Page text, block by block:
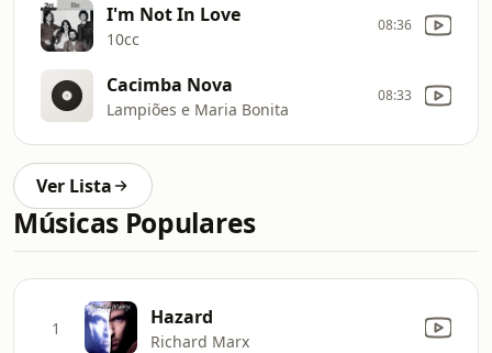
I'm Not In Love
10cc
08:36
Cacimba Nova
Lampiões e Maria Bonita
08:33
Ver Lista
Músicas Populares
1 Hazard
Richard Marx